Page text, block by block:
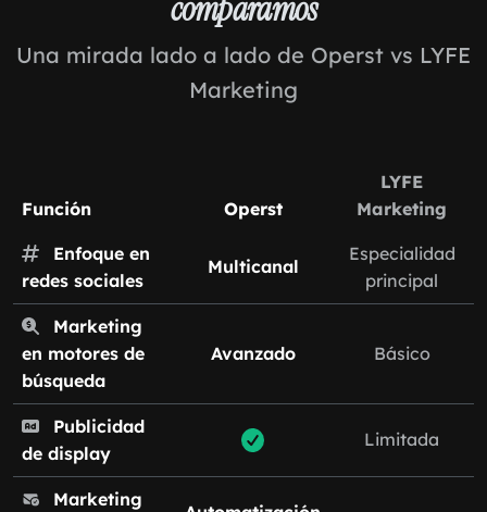
comparamos
Una mirada lado a lado de Operst vs LYFE
Marketing
Función Operst
LYFE
Marketing
Enfoque en
redes sociales
Multicanal
Especialidad
principal
Marketing
en motores de
búsqueda
Avanzado Básico
Publicidad
de display
Limitada
Marketing